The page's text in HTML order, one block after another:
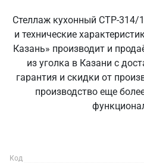
Стеллаж кухонный СТР-314/
и технические
Казань» производит и
из уголка в Казани с
гарантия и скидки от
производство еще
Код